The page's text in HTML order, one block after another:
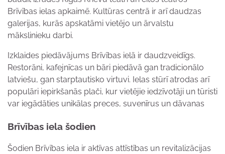
Brīvības ielas apkaimē. Kultūras centrā ir arī daudzas
galerijas, kurās apskatāmi vietējo un ārvalstu
mākslinieku darbi.
Izklaides piedāvājums Brīvības ielā ir daudzveidīgs.
Restorāni, kafejnīcas un bāri piedāvā gan tradicionālo
latviešu, gan starptautisko virtuvi. Ielas stūrī atrodas arī
populāri iepirkšanās plači, kur vietējie iedzīvotāji un tūristi
var iegādāties unikālas preces, suvenīrus un dāvanas
Brīvības iela šodien
Šodien Brīvības iela ir aktīvas attīstības un revitalizācijas